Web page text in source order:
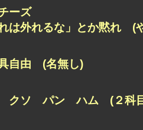
ーズ
れは外れるな」とか黙れ (
自由 (名無し)
クソ パン ハム (２科